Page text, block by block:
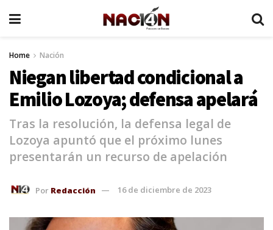
Home Nación
Niegan libertad condicional a
Emilio Lozoya; defensa apelará
Tras la resolución, la defensa legal de
Lozoya apuntó que el próximo lunes
presentarán un recurso de apelación
Por Redacción 16 de diciembre de 2023